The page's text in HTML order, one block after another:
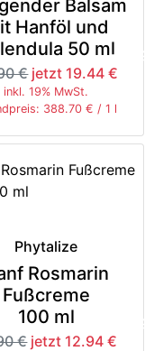
Balsam
Hanföl und
50 ml
€ jetzt 19.44 €
inkl. 19% MwSt.
388.70 € / 1 l
-35%
Phytalize
Rosmarin
Fußcreme
100 ml
€ jetzt 12.94 €
-35%